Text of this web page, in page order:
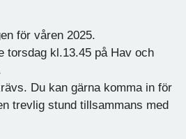
för våren 2025.
torsdag kl.13.45 på Hav och
Du kan gärna komma in för
trevlig stund tillsammans med